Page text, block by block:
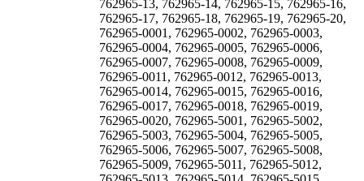
762965-13, 762965-14, 762965-15, 762965-16,
762965-17, 762965-18, 762965-19, 762965-20,
762965-0001, 762965-0002, 762965-0003,
762965-0004, 762965-0005, 762965-0006,
762965-0007, 762965-0008, 762965-0009,
762965-0011, 762965-0012, 762965-0013,
762965-0014, 762965-0015, 762965-0016,
762965-0017, 762965-0018, 762965-0019,
762965-0020, 762965-5001, 762965-5002,
762965-5003, 762965-5004, 762965-5005,
762965-5006, 762965-5007, 762965-5008,
762965-5009, 762965-5011, 762965-5012,